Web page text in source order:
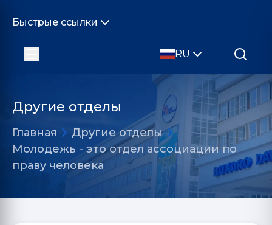
Быстрые ссылки
RU
Другие отделы
Главная
Другие отделы
Молодежь - это отдел ассоциации по
праву человека